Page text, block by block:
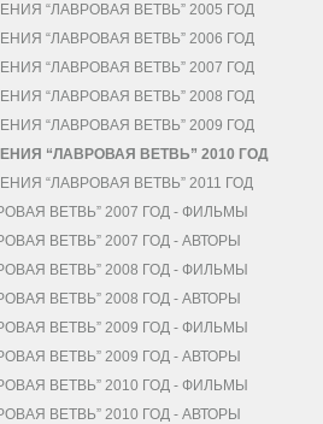
“ЛАВРОВАЯ ВЕТВЬ” 2005 ГОД
“ЛАВРОВАЯ ВЕТВЬ” 2006 ГОД
“ЛАВРОВАЯ ВЕТВЬ” 2007 ГОД
“ЛАВРОВАЯ ВЕТВЬ” 2008 ГОД
“ЛАВРОВАЯ ВЕТВЬ” 2009 ГОД
“ЛАВРОВАЯ ВЕТВЬ” 2010 ГОД
“ЛАВРОВАЯ ВЕТВЬ” 2011 ГОД
ВЕТВЬ” 2007 ГОД - ФИЛЬМЫ
ВЕТВЬ” 2007 ГОД - АВТОРЫ
ВЕТВЬ” 2008 ГОД - ФИЛЬМЫ
ВЕТВЬ” 2008 ГОД - АВТОРЫ
ВЕТВЬ” 2009 ГОД - ФИЛЬМЫ
ВЕТВЬ” 2009 ГОД - АВТОРЫ
ВЕТВЬ” 2010 ГОД - ФИЛЬМЫ
ВЕТВЬ” 2010 ГОД - АВТОРЫ